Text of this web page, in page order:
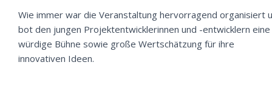
Wie immer war die Veranstaltung hervorragend organisiert
bot den jungen Projektentwicklerinnen und -entwicklern eine
würdige Bühne sowie große Wertschätzung für ihre
innovativen Ideen.